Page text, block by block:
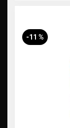
-11 %